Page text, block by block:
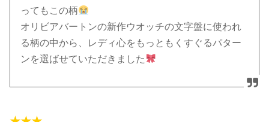
ってもこの柄
オリビアバートンの新作ウオッチの文字盤に使われ
る柄の中から、レディ心をもっともくすぐるパター
ンを選ばせていただきました